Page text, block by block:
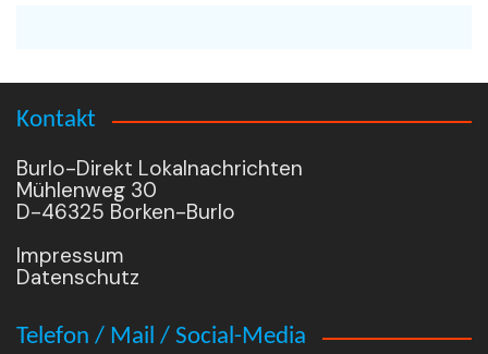
Kontakt
Burlo-Direkt Lokalnachrichten
Mühlenweg 30
D-46325 Borken-Burlo
Impressum
Datenschutz
Telefon / Mail / Social-Media